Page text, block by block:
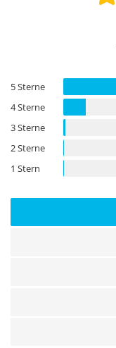
5 Sterne
4 Sterne
3 Sterne
2 Sterne
1 Stern